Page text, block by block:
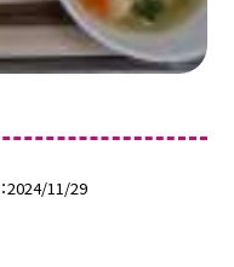
2024/11/29